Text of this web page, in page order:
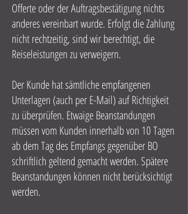
Offerte oder der Auftragsbestätigung nichts
anderes vereinbart wurde. Erfolgt die Zahlung
nicht rechtzeitig, sind wir berechtigt, die
Reiseleistungen zu verweigern.
Der Kunde hat sämtliche empfangenen
Unterlagen (auch per E-Mail) auf Richtigkeit
zu überprüfen. Etwaige Beanstandungen
müssen vom Kunden innerhalb von 10 Tagen
ab dem Tag des Empfangs gegenüber BO
schriftlich geltend gemacht werden. Spätere
Beanstandungen können nicht berücksichtigt
werden.